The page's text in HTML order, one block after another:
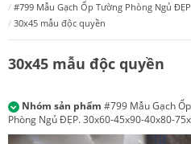
#799 Mẫu Gạch Ốp Tường Phòng Ngủ
30x45 mẫu độc quyền
30x45 mẫu độc quyền
Nhóm sản phẩm #799 Mẫu Gạch
Phòng Ngủ ĐẸP. 30x60-45x90-40x80-